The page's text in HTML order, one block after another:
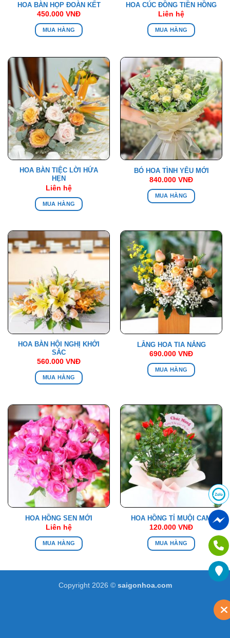
HOA BÀN HỌP ĐOÀN KẾT
450.000 VNĐ
MUA HÀNG
HOA CÚC ĐỒNG TIỀN HỒNG
Liên hệ
MUA HÀNG
HOA BÀN TIỆC LỜI HỨA
HẸN
Liên hệ
MUA HÀNG
BÓ HOA TÌNH YÊU MỚI
840.000 VNĐ
MUA HÀNG
HOA BÀN HỘI NGHỊ KHỞI
SẮC
560.000 VNĐ
MUA HÀNG
LẴNG HOA TIA NẮNG
690.000 VNĐ
MUA HÀNG
HOA HỒNG SEN MỚI
Liên hệ
MUA HÀNG
HOA HỒNG TỈ MUỘI CAM
120.000 VNĐ
MUA HÀNG
Copyright 2026 © saigonhoa.com